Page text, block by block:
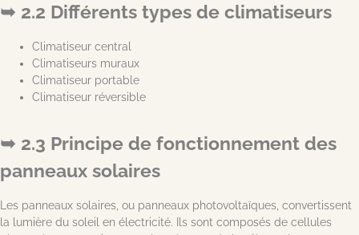
2.2 Différents types de climatiseurs
Climatiseur central
Climatiseurs muraux
Climatiseur portable
Climatiseur réversible
2.3 Principe de fonctionnement des
panneaux solaires
Les panneaux solaires, ou panneaux photovoltaïques, convertissent
la lumière du soleil en électricité. Ils sont composés de cellules